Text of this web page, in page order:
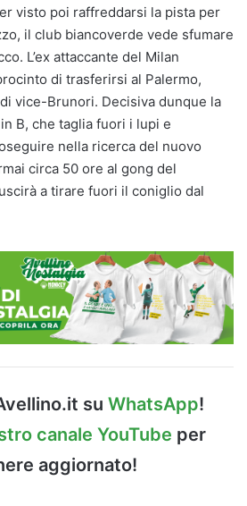
visto poi raffreddarsi la pista per
il club biancoverde vede sfumare
L’ex attaccante del Milan
di trasferirsi al Palermo,
vice-Brunori. Decisiva dunque la
B, che taglia fuori i lupi e
nella ricerca del nuovo
circa 50 ore al gong del
a tirare fuori il coniglio dal
su WhatsApp!
canale YouTube per
aggiornato!